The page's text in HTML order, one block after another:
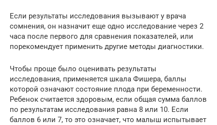
Если результаты исследования вызывают у врача
сомнения, он назначит еще одно исследование через 2
часа после первого для сравнения показателей, или
порекомендует применить другие методы диагностики.
Чтобы проще было оценивать результаты
исследования, применяется шкала Фишера, баллы
которой означают состояние плода при беременности.
Ребенок считается здоровым, если общая сумма баллов
по результатам исследования равна 8 или 10. Если
баллов 6 или 7, то это означает, что малыш испытывает